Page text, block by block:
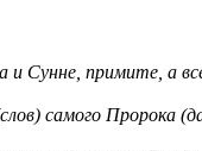
и Сунне, примите, а
самого Пророка